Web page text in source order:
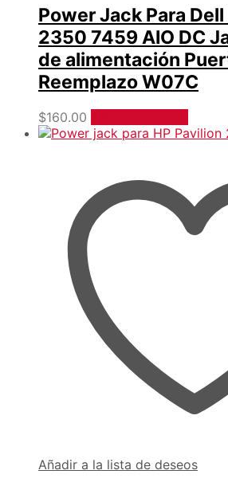
Power Jack Para
2350 7459 AIO DC
de alimentación
Reemplazo W07C
$160.00
Añadir a la lista de deseos